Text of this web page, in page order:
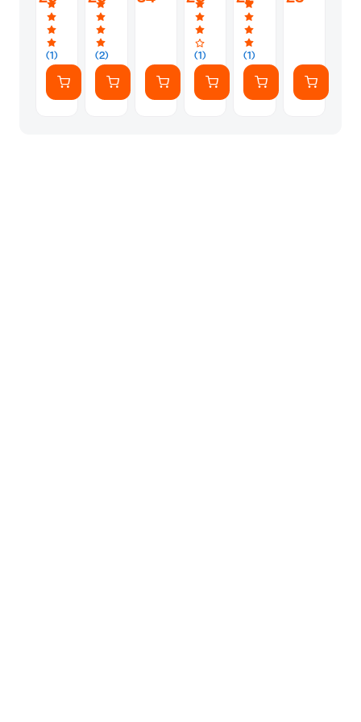
-
Large
(1)
Watercolor
Μαύρο
-
Large
(2)
(1
Τεμάχιο)
(1)
Φύλλων
(1)